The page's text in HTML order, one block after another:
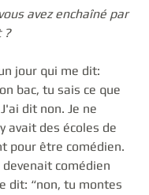
avez enchaîné par
?
jour qui me dit:
bac, tu sais ce que
dit non. Je ne
avait des écoles de
pour être comédien.
comédien
dit: “non, tu montes